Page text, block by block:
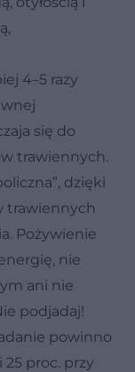
4–5 razy
się do
trawiennych.
dzięki
trawiennych
Pożywienie
nie
ani nie
podjadaj!
powinno
proc. przy